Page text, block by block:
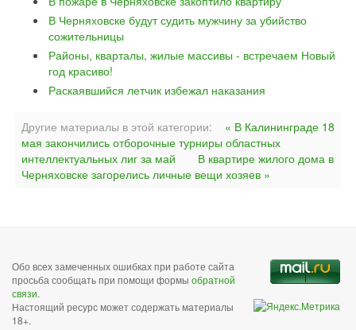
В Черняховске будут судить мужчину за убийство
сожительницы
Районы, кварталы, жилые массивы - встречаем Новый
год красиво!
Раскаявшийся летчик избежал наказания
Другие материалы в этой категории:
« В Калининграде 18
мая закончились отборочные турниры областных
интеллектуальных лиг за май
В квартире жилого дома в
Черняховске загорелись личные вещи хозяев »
Обо всех замеченных ошибках при работе сайта
просьба сообщать при помощи формы обратной
связи.
Настоящий ресурс может содержать материалы
18+.